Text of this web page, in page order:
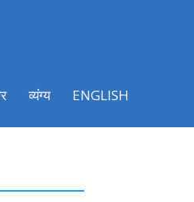
व्यंग्य ENGLISH